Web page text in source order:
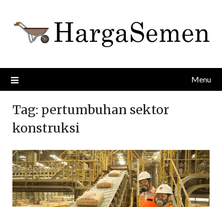
content
Menu
Tag: pertumbuhan sektor
konstruksi